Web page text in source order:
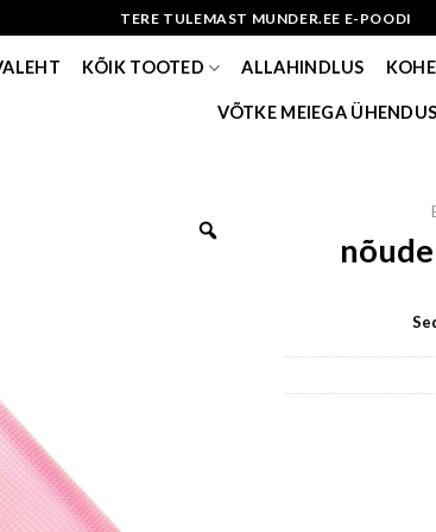
TERE TULEMAST MUNDER.EE E-POODI
KÕIK TOOTED ALLAHINDLUS
VÕTKE MEIEGA